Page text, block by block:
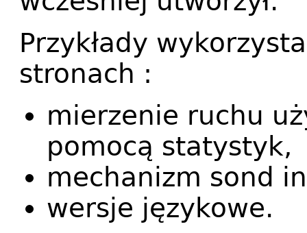
Przykłady
stronach :
mierzenie ruchu
pomocą statystyk,
mechanizm sond
wersje językowe.